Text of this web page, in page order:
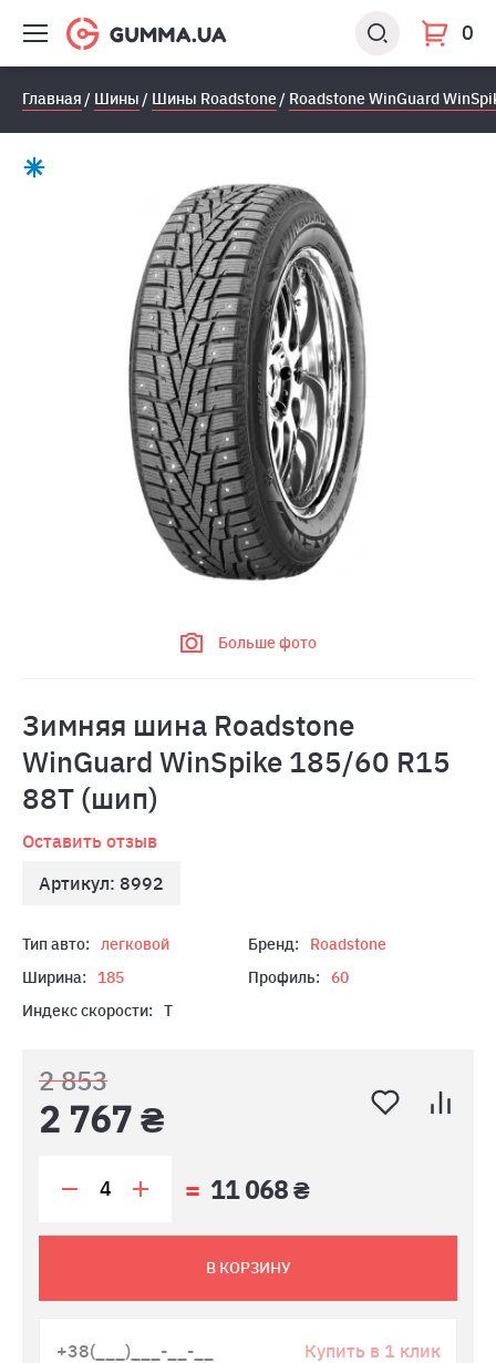
0
Главная Шины Шины Roadstone Roadstone WinGuard
Больше фото
Зимняя шина Roadstone
WinGuard WinSpike 185/60 R15
88T (шип)
Оставить отзыв
Артикул: 8992
Тип авто: легковой Бренд:
Roadstone
Ширина:
185 Профиль:
60
Индекс скорости:
T
2 853
2 767 ₴
11 068 ₴
В КОРЗИНУ
Купить в 1 клик